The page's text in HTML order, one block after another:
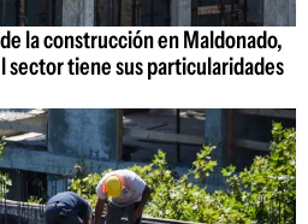
la construcción en Maldonado,
sector tiene sus particularidades